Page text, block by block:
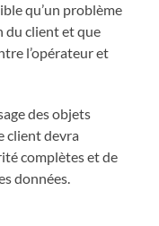
qu’un problème
du client et que
l’opérateur et
des objets
client devra
complètes et de
données.